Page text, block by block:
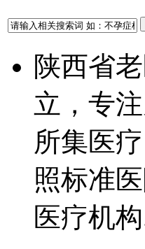
陕西省
立，专
所集医
照标准
医疗机